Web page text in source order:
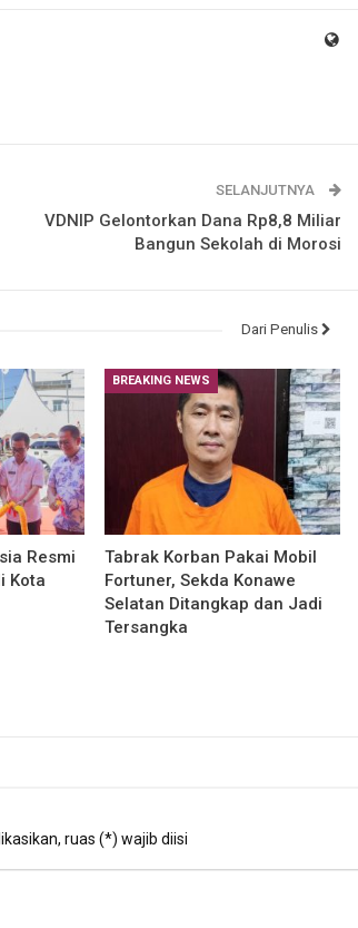
SELANJUTNYA
VDNIP Gelontorkan Dana Rp8,8 Miliar
Bangun Sekolah di Morosi
Dari Penulis
Resmi
Kota
BREAKING NEWS
Tabrak Korban Pakai Mobil
Fortuner, Sekda Konawe
Selatan Ditangkap dan Jadi
Tersangka
ruas (*) wajib diisi